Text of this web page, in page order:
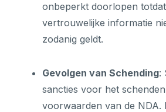
onbeperkt doorlopen
vertrouwelijke informatie
zodanig geldt.
Gevolgen van Schending:
sancties voor het
voorwaarden van de NDA.